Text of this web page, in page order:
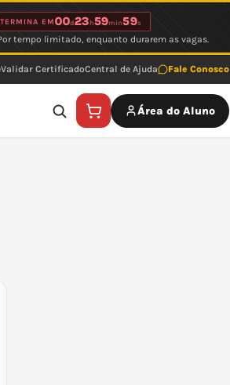
TERMINA EM00d23 h59min59s
tempo limitado, enquanto durarem as vagas.
Validar CertificadoCentral de Ajuda Fale Conosco
Área do Aluno